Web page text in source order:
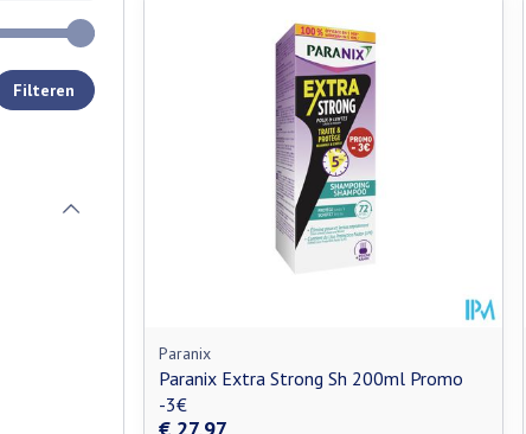
rechts om de minimale en maximale prijswaarden aan te passen.
Filteren
Paranix
Paranix Extra Strong Sh 200ml Promo
-3€
€ 27,97